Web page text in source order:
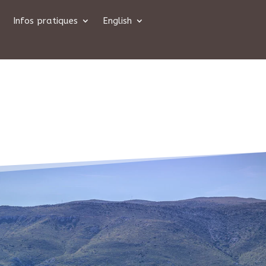
Infos pratiques English